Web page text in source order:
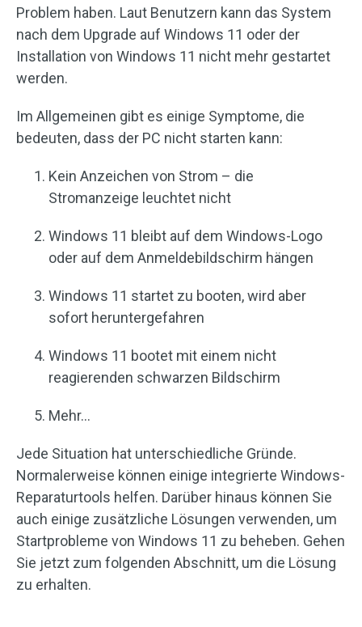
Problem haben. Laut Benutzern kann das System
nach dem Upgrade auf Windows 11 oder der
Installation von Windows 11 nicht mehr gestartet
werden.
Im Allgemeinen gibt es einige Symptome, die
bedeuten, dass der PC nicht starten kann:
Kein Anzeichen von Strom – die
Stromanzeige leuchtet nicht
Windows 11 bleibt auf dem Windows-Logo
oder auf dem Anmeldebildschirm hängen
Windows 11 startet zu booten, wird aber
sofort heruntergefahren
Windows 11 bootet mit einem nicht
reagierenden schwarzen Bildschirm
Mehr…
Jede Situation hat unterschiedliche Gründe.
Normalerweise können einige integrierte Windows-
Reparaturtools helfen. Darüber hinaus können Sie
auch einige zusätzliche Lösungen verwenden, um
Startprobleme von Windows 11 zu beheben. Gehen
Sie jetzt zum folgenden Abschnitt, um die Lösung
zu erhalten.